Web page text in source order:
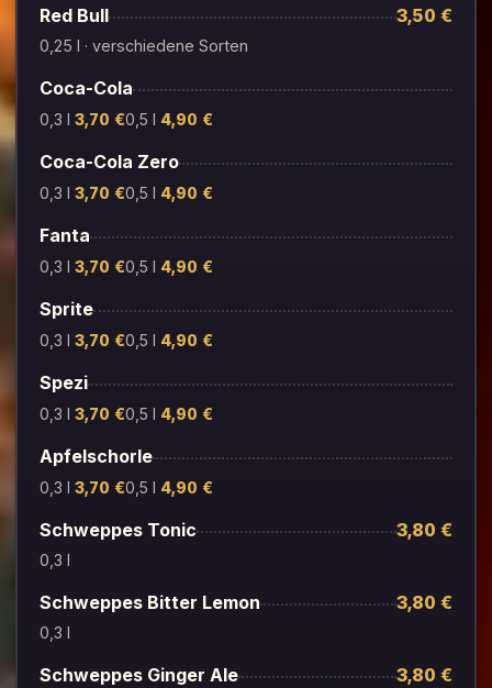
Red Bull 3,50 €
0,25 l · verschiedene Sorten
Coca-Cola
0,3 l 3,70 €0,5 l 4,90 €
Coca-Cola Zero
0,3 l 3,70 €0,5 l 4,90 €
Fanta
0,3 l 3,70 €0,5 l 4,90 €
Sprite
0,3 l 3,70 €0,5 l 4,90 €
Spezi
0,3 l 3,70 €0,5 l 4,90 €
Apfelschorle
0,3 l 3,70 €0,5 l 4,90 €
Schweppes Tonic 3,80 €
0,3 l
Schweppes Bitter Lemon 3,80 €
0,3 l
Schweppes Ginger Ale 3,80 €